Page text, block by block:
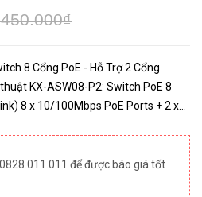
8 Cổng PoE - Hỗ Trợ 2 Cổng
ASW08-P2: Switch PoE 8
8 x 10/100Mbps PoE Ports + 2 x
độ mở rộng đường truyền...
để được báo giá tốt